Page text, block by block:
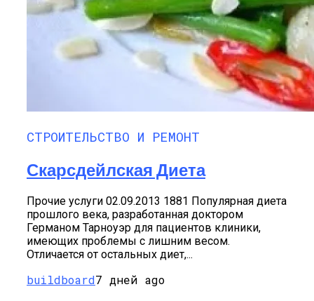
СТРОИТЕЛЬСТВО И РЕМОНТ
Скарсдейлская Диета
Прочие услуги 02.09.2013 1881 Популярная диета
прошлого века, разработанная доктором
Германом Тарноуэр для пациентов клиники,
имеющих проблемы с лишним весом.
Отличается от остальных диет,...
buildboard7 дней ago